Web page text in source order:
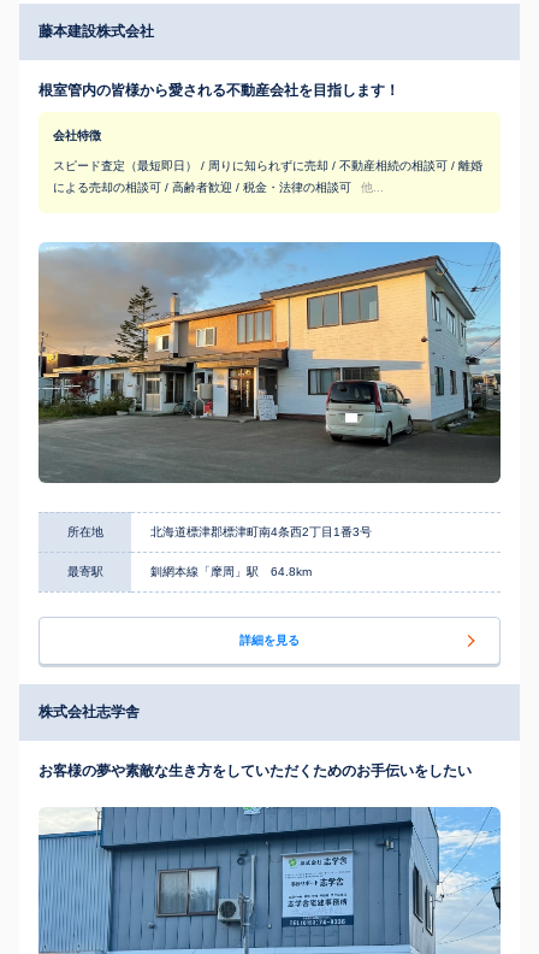
藤本建設株式会社
根室管内の皆様から愛される不動産会社を目指します！
会社特徴
スピード査定（最短即日） / 周りに知られずに売却 / 不動産相続の相談可 / 離婚
による売却の相談可 / 高齢者歓迎 / 税金・法律の相談可
他...
所在地 北海道標津郡標津町南4条西2丁目1番3号
最寄駅 釧網本線「摩周」駅 64.8km
詳細を見る
株式会社志学舎
お客様の夢や素敵な生き方をしていただくためのお手伝いをしたい